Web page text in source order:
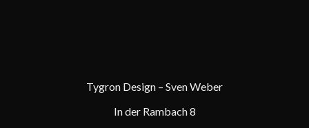
Tygron Design – Sven Weber
In der Rambach 8